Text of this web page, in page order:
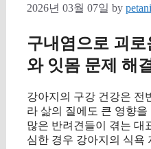
2026년 03월 07일 by
구내염으로 괴로
와 잇몸 문제 해
강아지의 구강 건강은 전
라 삶의 질에도 큰 영향
많은 반려견들이 겪는 대
심한 경우 강아지의 식욕